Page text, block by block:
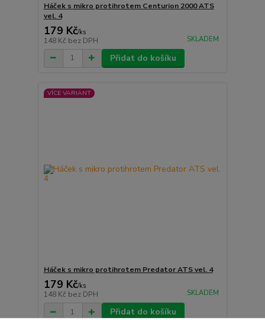
Háček s mikro protihrotem Centurion 2000 ATS
vel. 4
179 Kč/ks
148 Kč bez DPH SKLADEM
Přidat do košíku
VÍCE VARIANT
Háček s mikro protihrotem Predator ATS vel. 4
179 Kč/ks
148 Kč bez DPH SKLADEM
Přidat do košíku